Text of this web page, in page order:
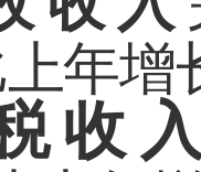
年增
收